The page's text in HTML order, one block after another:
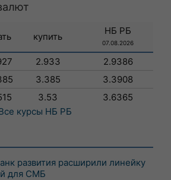
купить
НБ РБ
07.08.2026
2.933
2.9386
3.385
3.3908
3.53
3.6365
курсы НБ РБ
развития расширили линейку
для СМБ